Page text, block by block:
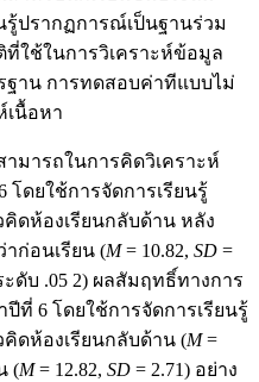
รู้ปรากฏการณ์เป็นฐานร่วม
ใช้ในการวิเคราะห์ข้อมูล
ฐาน การทดสอบค่าทีแบบไม่
เนื้อหา
ารถในการคิดวิเคราะห์
ดยใช้การจัดการเรียนรู้
ดห้องเรียนกลับด้าน หลัง
าก่อนเรียน (M= 10.82, SD =
ดับ .05 2) ผลสัมฤทธิ์ทางการ
ที่ 6 โดยใช้การจัดการเรียนรู้
ดห้องเรียนกลับด้าน (M=
(M= 12.82, SD = 2.71) อย่าง